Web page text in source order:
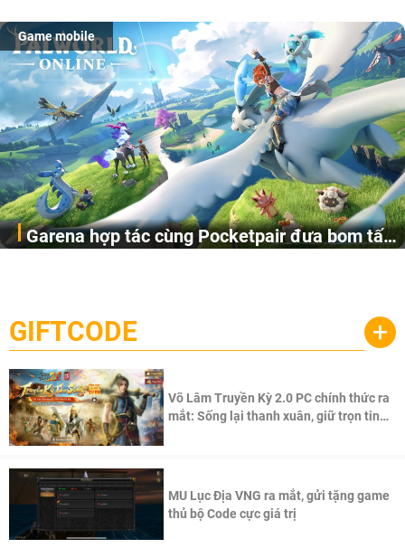
Game mobile
Garena hợp tác cùng Pocketpair đưa bom tấn
cầu, theo giấy phép chính thức từ công ty game Nhật Bản
Pocketpair, Inc.
GIFTCODE +
Võ Lâm Truyền Kỳ 2.0 PC chính thức ra
mắt: Sống lại thanh xuân, giữ trọn tinh
MU Lục Địa VNG ra mắt, gửi tặng game
thủ bộ Code cực giá trị